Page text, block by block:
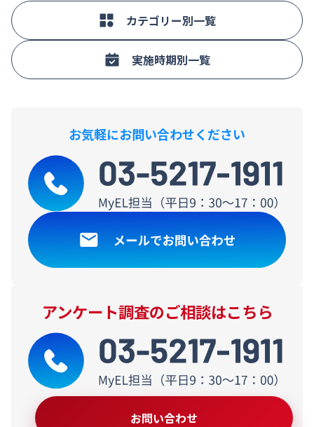
カテゴリー別一覧
実施時期別一覧
お気軽にお問い合わせください
アンケート調査のご相談はこちら
お問い合わせ